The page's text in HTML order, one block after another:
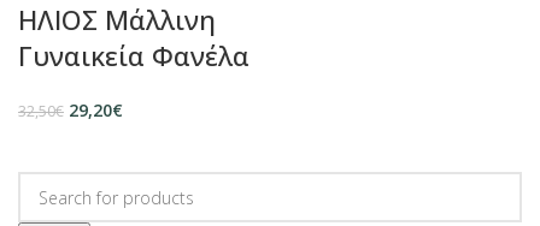
ΗΛΙΟΣ Μάλλινη
Γυναικεία Φανέλα
32,50€ 29,20€